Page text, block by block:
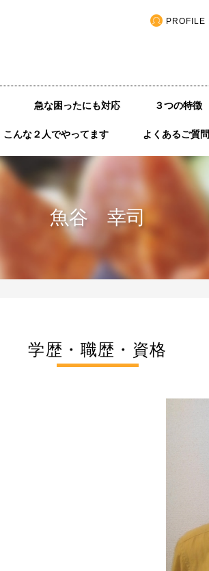
PROFILE
急な困ったにも対応 ３つの特徴
こんな２人でやってます よくあるご質問
魚谷 幸司
学歴・職歴・資格